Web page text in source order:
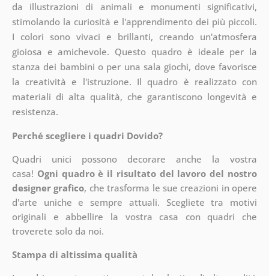
da illustrazioni di animali e monumenti significativi,
stimolando la curiosità e l'apprendimento dei più piccoli.
I colori sono vivaci e brillanti, creando un'atmosfera
gioiosa e amichevole. Questo quadro è ideale per la
stanza dei bambini o per una sala giochi, dove favorisce
la creatività e l'istruzione. Il quadro è realizzato con
materiali di alta qualità, che garantiscono longevità e
resistenza.
Perché scegliere i quadri Dovido?
Quadri unici possono decorare anche la vostra
casa! Ogni quadro è il risultato del lavoro del nostro
designer grafico, chetrasforma le sue creazioni in opere
d'arte uniche e sempre attuali. Scegliete tra motivi
originali e abbellire la vostra casa con quadri che
troverete solo da noi.
Stampa di altissima qualità